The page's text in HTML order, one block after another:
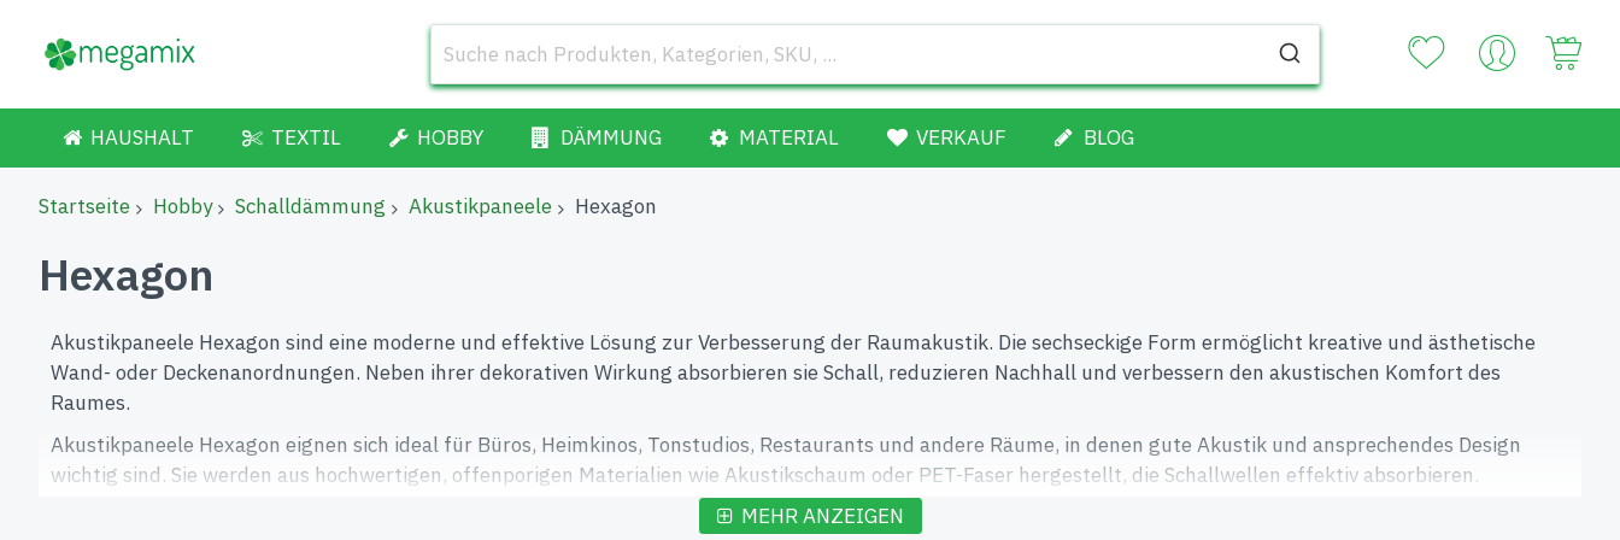
HAUSHALT TEXTIL HOBBY DÄMMUNG MATERIAL VERKAUF BLOG
Startseite Hobby Schalldämmung Akustikpaneele Hexagon
Hexagon
Akustikpaneele Hexagon sind eine moderne und effektive Lösung zur Verbesserung der Raumakustik. Die sechseckige Form ermöglicht kreative und ästhetische
Wand- oder Deckenanordnungen. Neben ihrer dekorativen Wirkung absorbieren sie Schall, reduzieren Nachhall und verbessern den akustischen Komfort des
Raumes.
Akustikpaneele Hexagon eignen sich ideal für Büros, Heimkinos, Tonstudios, Restaurants und andere Räume, in denen gute Akustik und ansprechendes Design
wichtig sind. Sie werden aus hochwertigen, offenporigen Materialien wie Akustikschaum oder PET-Faser hergestellt, die Schallwellen effektiv absorbieren.
In unserem Sortiment finden Sie Akustikpaneele Hexagon in verschiedenen Farben, Stärken und Größen. Sie können frei kombiniert werden, um individuelle Muster
MEHR ANZEIGEN